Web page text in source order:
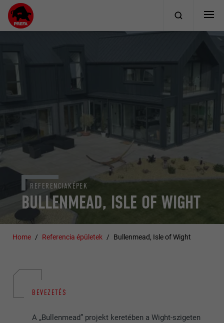
BULLENMEAD, ISLE OF WIGHT
REFERENCIAKÉPEK
Home Referencia épületek Bullenmead, Isle of Wight
BEVEZETÉS
A „Bullenmead” projekt keretében a Wight-szigeten